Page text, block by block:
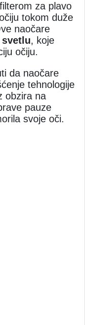
za plavo
tokom duže
naočare
, koje
očiju.
da naočare
tehnologije
obzira na
pauze
svoje oči.